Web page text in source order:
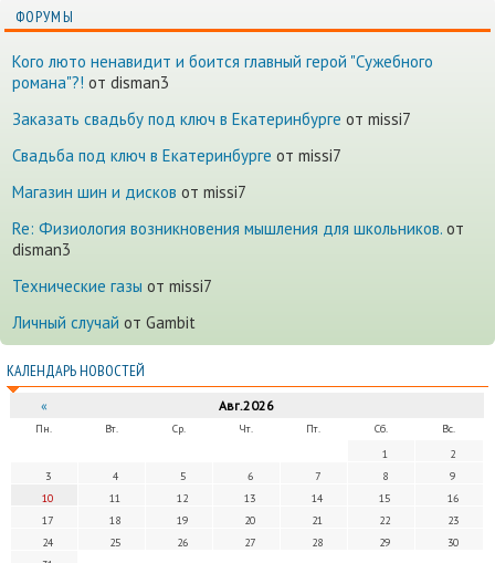
ФОРУМЫ
Кого люто ненавидит и боится главный герой "Сужебного
романа"?! от disman3
Заказать свадьбу под ключ в Екатеринбурге от missi7
Cвадьба под ключ в Екатеринбурге от missi7
Магазин шин и дисков от missi7
Re: Физиология возникновения мышления для школьников. от
disman3
Технические газы от missi7
Личный случай от Gambit
КАЛЕНДАРЬ НОВОСТЕЙ
« Авг.2026
Пн. Вт. Ср. Чт. Пт. Сб.
Вс.
1
2
3
4 5 6 7 8
9
10
11 12 13 14 15
16
17
18 19 20 21 22
23
24
25 26 27 28 29
30